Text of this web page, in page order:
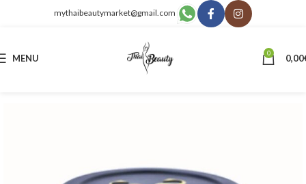
mythaibeautymarket@gmail.com
MENU 0 0,00